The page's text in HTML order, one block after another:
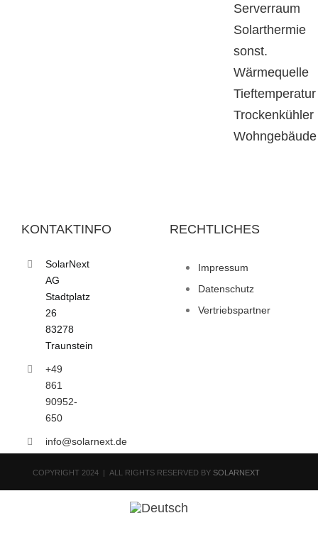
Serverraum
Solarthermie
sonst.
Wärmequelle
Tieftemperatur
Trockenkühler
Wohngebäude
KONTAKTINFO
SolarNext
AG
Stadtplatz
26
83278
Traunstein
+49
861
90952-
650
info@solarnext.de
RECHTLICHES
Impressum
Datenschutz
Vertriebspartner
COPYRIGHT 2024 | ALL RIGHTS RESERVED BY SOLARNEXT